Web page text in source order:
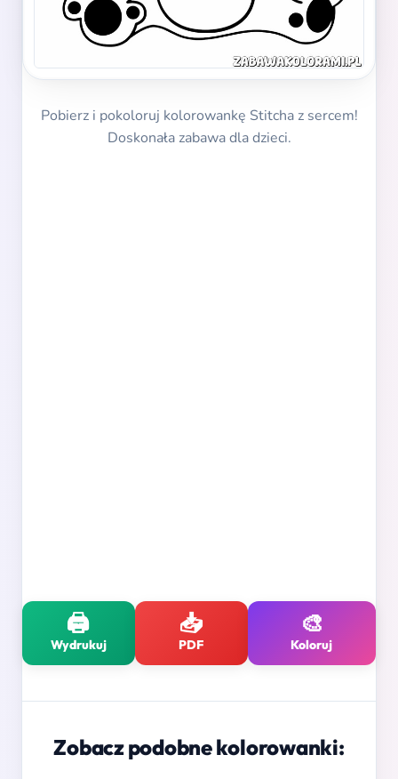
Pobierz i pokoloruj kolorowankę Stitcha z sercem!
Doskonała zabawa dla dzieci.
🖨️
Wydrukuj
📥
PDF
🎨
Koloruj
Zobacz podobne kolorowanki: